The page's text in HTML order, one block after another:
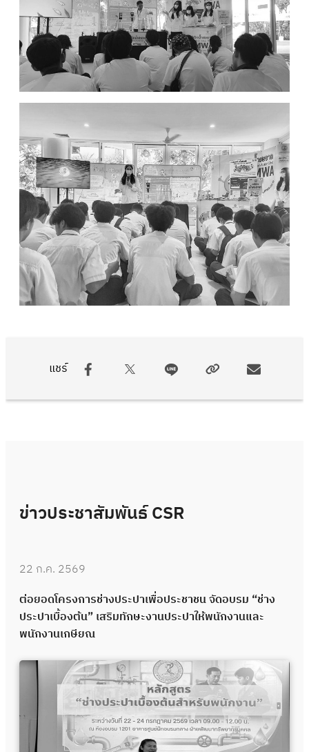
แชร์
ข่าวประชาสัมพันธ์ CSR
22 ก.ค. 2569
ต่อยอดโครงการช่างประปาเพื่อประชาชน จัดอบรม “ช่าง
ประปาเบื้องต้น” เสริมทักษะงานประปาให้พนักงานและ
พนักงานเกษียณ